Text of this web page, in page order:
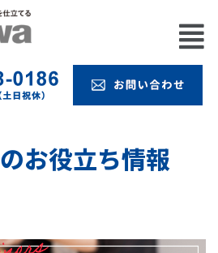
お役立ち情報